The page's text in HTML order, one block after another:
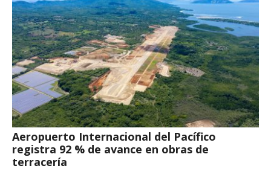
Aeropuerto Internacional del Pacífico
registra 92 % de avance en obras de
terracería